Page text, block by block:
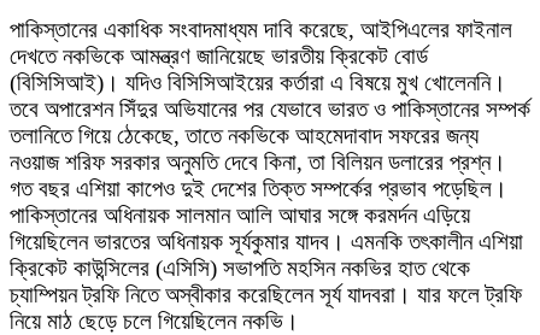
পাকিস্তানের একাধিক সংবাদমাধ্যম দাবি করেছে, আইপিএলের ফাইনাল
দেখতে নকভিকে আমন্ত্রণ জানিয়েছে ভারতীয় ক্রিকেট বোর্ড
(বিসিসিআই)। যদিও বিসিসিআইয়ের কর্তারা এ বিষয়ে মুখ খোলেননি।
তবে অপারেশন সিঁদুর অভিযানের পর যেভাবে ভারত ও পাকিস্তানের সম্পর্ক
তলানিতে গিয়ে ঠেকেছে, তাতে নকভিকে আহমেদাবাদ সফরের জন্য
নওয়াজ শরিফ সরকার অনুমতি দেবে কিনা, তা বিলিয়ন ডলারের প্রশ্ন।
গত বছর এশিয়া কাপেও দুই দেশের তিক্ত সম্পর্কের প্রভাব পড়েছিল।
পাকিস্তানের অধিনায়ক সালমান আলি আঘার সঙ্গে করমর্দন এড়িয়ে
গিয়েছিলেন ভারতের অধিনায়ক সূর্যকুমার যাদব। এমনকি ত‍ৎকালীন এশিয়া
ক্রিকেট কাউন্সিলের (এসিসি) সভাপতি মহসিন নকভির হাত থেকে
চ্যাম্পিয়ন ট্রফি নিতে অস্বীকার করেছিলেন সূর্য যাদবরা। যার ফলে ট্রফি
নিয়ে মাঠ ছেড়ে চলে গিয়েছিলেন নকভি।